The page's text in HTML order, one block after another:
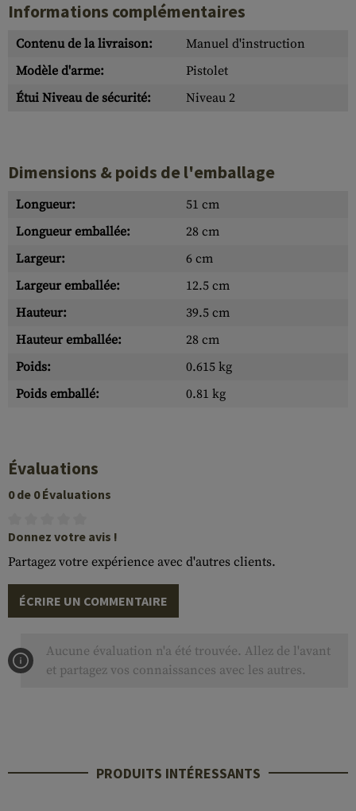
Informations complémentaires
Contenu de la livraison:
Manuel d'instruction
Modèle d'arme:
Pistolet
Étui Niveau de sécurité:
Niveau 2
Dimensions & poids de l'emballage
Longueur:
51 cm
Longueur emballée:
28 cm
Largeur:
6 cm
Largeur emballée:
12.5 cm
Hauteur:
39.5 cm
Hauteur emballée:
28 cm
Poids:
0.615 kg
Poids emballé:
0.81 kg
Évaluations
0 de 0 Évaluations
Donnez votre avis !
Partagez votre expérience avec d'autres clients.
ÉCRIRE UN COMMENTAIRE
Aucune évaluation n'a été trouvée. Allez de l'avant
et partagez vos connaissances avec les autres.
PRODUITS INTÉRESSANTS